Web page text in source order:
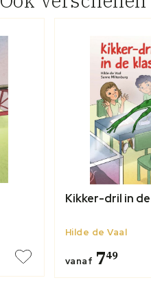
Kikker-dril in
Hilde de Vaal
vanaf 749